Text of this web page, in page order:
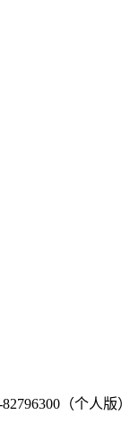
（个人版）